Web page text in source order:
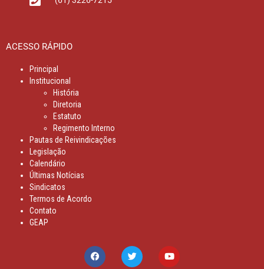
ACESSO RÁPIDO
Principal
Institucional
História
Diretoria
Estatuto
Regimento Interno
Pautas de Reivindicações
Legislação
Calendário
Últimas Notícias
Sindicatos
Termos de Acordo
Contato
GEAP